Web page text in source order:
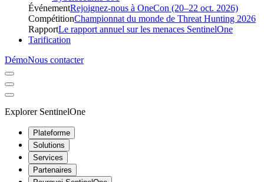
ÉvénementRejoignez-nous à OneCon (20–22 oct. 2026)
CompétitionChampionnat du monde de Threat Hunting 2026
RapportLe rapport annuel sur les menaces SentinelOne
Tarification
DémoNous contacter
Explorer SentinelOne
Plateforme
Solutions
Services
Partenaires